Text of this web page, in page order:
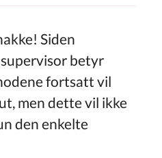
Siden
betyr
fortsatt vil
men dette vil ikke
den enkelte